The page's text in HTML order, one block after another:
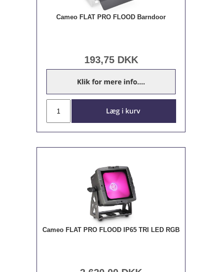
Cameo FLAT PRO FLOOD Barndoor
193,75DKK
Cameo FLAT PRO FLOOD IP65 TRI LED RGB